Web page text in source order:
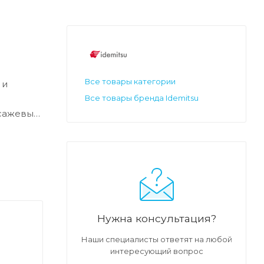
Все товары категории
Все товары бренда Idemitsu
Нужна консультация?
Наши специалисты ответят на любой
интересующий вопрос